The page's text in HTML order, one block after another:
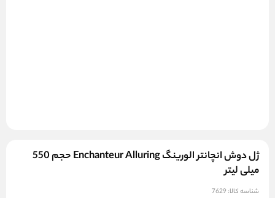
ژل دوش انچانتر الورینگ Enchanteur Alluring حجم 550
میلی لیتر
شناسه کالا: 7629